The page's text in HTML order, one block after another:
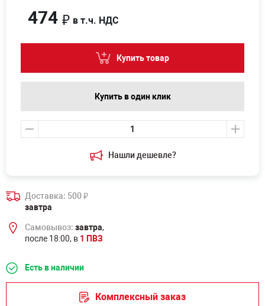
Нашли дешевле?
474 ₽ в т.ч. НДС
Купить товар
Купить в один клик
Доставка: 500₽
завтра
Самовывоз: завтра,
после 18:00, в 1 ПВЗ
Есть в наличии
Комплексный заказ